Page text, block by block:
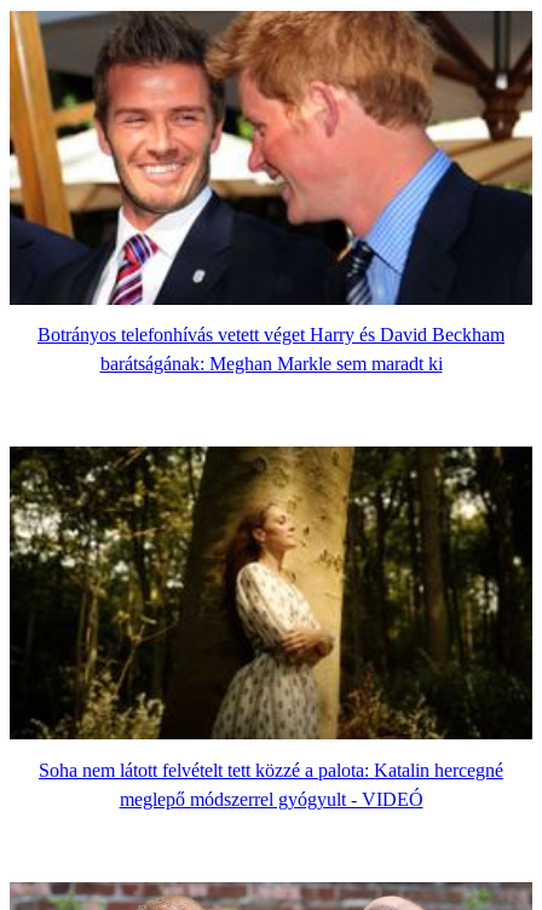
Botrányos telefonhívás vetett véget Harry és David Beckham
barátságának: Meghan Markle sem maradt ki
Soha nem látott felvételt tett közzé a palota: Katalin hercegné
meglepő módszerrel gyógyult - VIDEÓ